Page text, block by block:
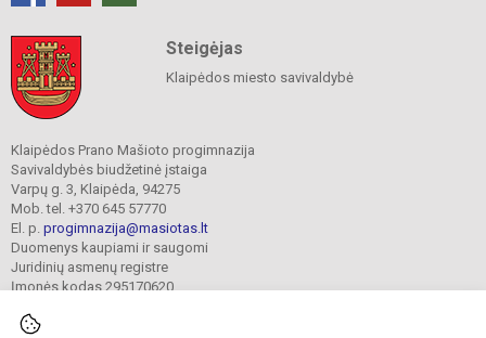
Steigėjas
Klaipėdos miesto savivaldybė
Klaipėdos Prano Mašioto progimnazija
Savivaldybės biudžetinė įstaiga
Varpų g. 3, Klaipėda, 94275
Mob. tel. +370 645 57770
El. p. progimnazija@masiotas.lt
Duomenys kaupiami ir saugomi
Juridinių asmenų registre
Įmonės kodas 295170620